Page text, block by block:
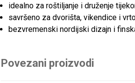
idealno za roštiljanje i druženje
savršeno za dvorišta, vikendice i
bezvremenski nordijski dizajn i
Povezani proizvodi